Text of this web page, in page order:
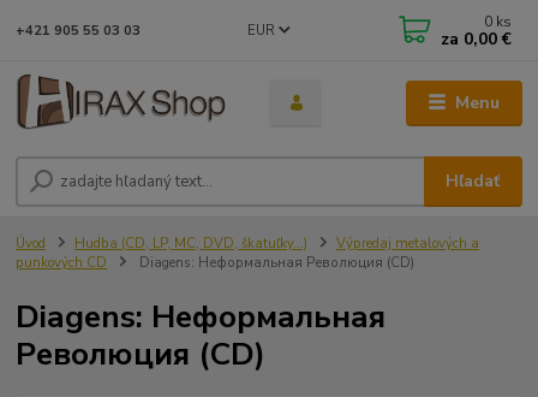
Menu
EUR
Hľadať
+421 905 55 03 03 0 ks
za 0,00 €
Úvod Hudba (CD, LP, MC, DVD, škatuľky...)
Výpredaj metalových a
punkových CD
Diagens: Неформальная Революция (CD)
Diagens: Неформальная
Революция (CD)